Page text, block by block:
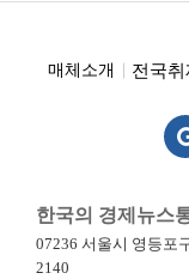
매체소개 전국
한국의 경제뉴스
07236 서울시 영등포
2140